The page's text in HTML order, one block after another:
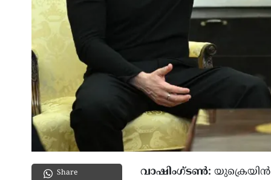
Share വാഷിംഗ്ടണ്‍: